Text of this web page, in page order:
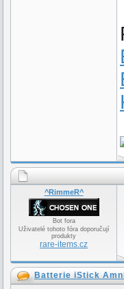
^RimmeR^
Bot fora
Uživatelé tohoto fóra doporučují
produkty
rare-items.cz
Batterie iStick